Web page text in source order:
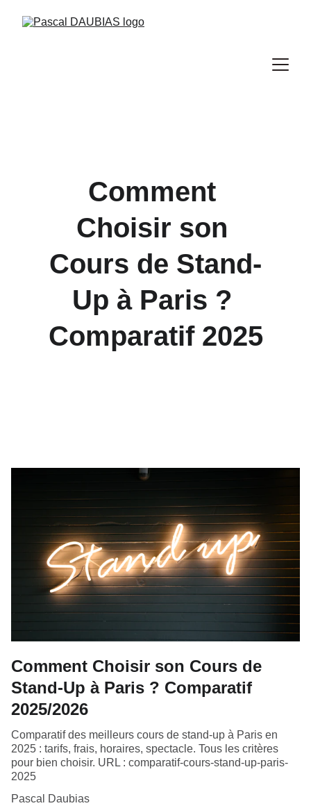
Comment
Choisir son
Cours de Stand-
Up à Paris ?
Comparatif 2025
Comment Choisir son Cours de
Stand-Up à Paris ? Comparatif
2025/2026
Comparatif des meilleurs cours de stand-up à Paris en
2025 : tarifs, frais, horaires, spectacle. Tous les critères
pour bien choisir. URL : comparatif-cours-stand-up-paris-
2025
Pascal Daubias